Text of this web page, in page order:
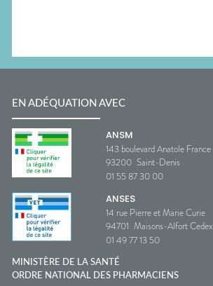
EN ADÉQUATION AVEC
ANSM
143 boulevard Anatole France
93200 Saint-Denis
01 55 87 30 00
ANSES
14 rue Pierre et Marie Curie
94701 Maisons-Alfort Cedex
01 49 77 13 50
MINISTÈRE DE LA SANTÉ
ORDRE NATIONAL DES PHARMACIENS